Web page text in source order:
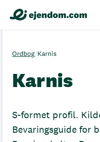
Ordbog/Karnis
Karnis
S-formet profil.
Bevaringsguide for